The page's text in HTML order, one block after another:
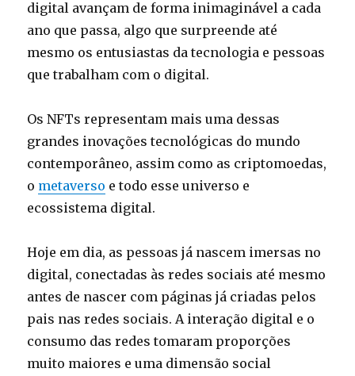
digital avançam de forma inimaginável a cada
ano que passa, algo que surpreende até
mesmo os entusiastas da tecnologia e pessoas
que trabalham com o digital.
Os NFTs representam mais uma dessas
grandes inovações tecnológicas do mundo
contemporâneo, assim como as criptomoedas,
o metaverso e todo esse universo e
ecossistema digital.
Hoje em dia, as pessoas já nascem imersas no
digital, conectadas às redes sociais até mesmo
antes de nascer com páginas já criadas pelos
pais nas redes sociais. A interação digital e o
consumo das redes tomaram proporções
muito maiores e uma dimensão social